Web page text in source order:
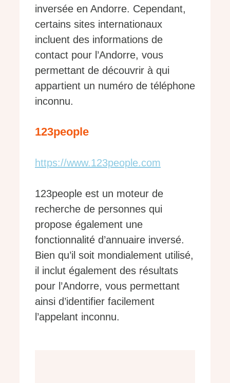
inversée en Andorre. Cependant,
certains sites internationaux
incluent des informations de
contact pour l’Andorre, vous
permettant de découvrir à qui
appartient un numéro de téléphone
inconnu.
123people
https://www.123people.com
123people est un moteur de
recherche de personnes qui
propose également une
fonctionnalité d’annuaire inversé.
Bien qu’il soit mondialement utilisé,
il inclut également des résultats
pour l’Andorre, vous permettant
ainsi d’identifier facilement
l’appelant inconnu.